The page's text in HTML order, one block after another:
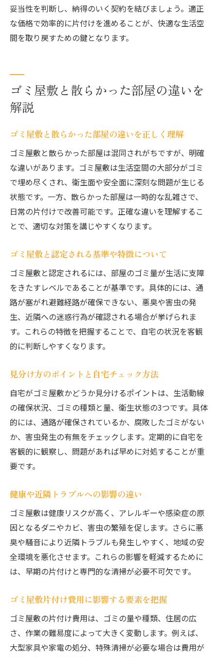
妥当性を判断し、納得のいく契約を結びましょう。適正
な価格で効率的に片付けを進めることが、快適な生活空
間を取り戻すための鍵となります。
ゴミ屋敷と散らかった部屋の違いを
解説
ゴミ屋敷と散らかった部屋の違いを正しく理解
ゴミ屋敷と散らかった部屋は混同されがちですが、明確
な違いがあります。ゴミ屋敷は生活空間の大部分がゴミ
で埋め尽くされ、衛生面や安全面に深刻な問題が生じる
状態です。一方、散らかった部屋は一時的な乱雑さで、
日常の片付けで改善可能です。正確な違いを理解するこ
とで、適切な対策を講じやすくなります。
ゴミ屋敷と認定される基準や特徴について
ゴミ屋敷と認定されるには、部屋のゴミ量が生活に支障
をきたすレベルであることが基準です。具体的には、通
路が塞がれ避難経路が確保できない、悪臭や害虫の発
生、近隣への迷惑行為が確認される場合が挙げられま
す。これらの特徴を把握することで、自宅の状況を客観
的に判断しやすくなります。
見分け方のポイントと自宅チェック方法
自宅がゴミ屋敷かどうか見分けるポイントは、生活動線
の確保状況、ゴミの種類と量、衛生状態の3つです。具体
的には、通路が確保されているか、腐敗したゴミがない
か、害虫発生の有無をチェックします。定期的に自宅を
客観的に観察し、問題があれば早めに対処することが重
要です。
健康や近隣トラブルへの影響の違い
ゴミ屋敷は健康リスクが高く、アレルギーや感染症の原
因となるダニやカビ、害虫の繁殖を促します。さらに悪
臭や騒音により近隣トラブルも発生しやすく、地域の安
全環境を悪化させます。これらの影響を軽減するために
は、早期の片付けと専門的な清掃が必要不可欠です。
ゴミ屋敷片付け費用に影響する要素を把握
ゴミ屋敷の片付け費用は、ゴミの量や種類、住居の広
さ、作業の難易度によって大きく変動します。例えば、
大型家具や家電の処分、特殊清掃が必要な場合は費用が